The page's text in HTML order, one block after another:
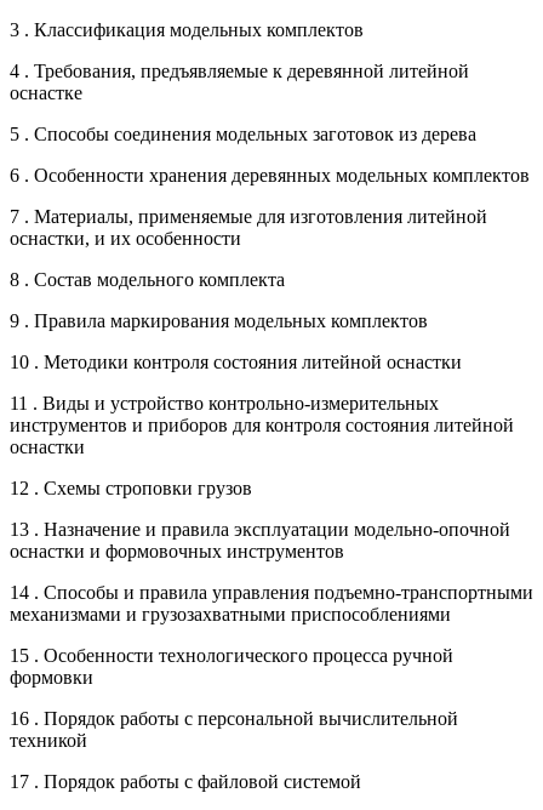
3 . Классификация модельных комплектов
4 . Требования, предъявляемые к деревянной литейной
оснастке
5 . Способы соединения модельных заготовок из дерева
6 . Особенности хранения деревянных модельных комплектов
7 . Материалы, применяемые для изготовления литейной
оснастки, и их особенности
8 . Состав модельного комплекта
9 . Правила маркирования модельных комплектов
10 . Методики контроля состояния литейной оснастки
11 . Виды и устройство контрольно-измерительных
инструментов и приборов для контроля состояния литейной
оснастки
12 . Схемы строповки грузов
13 . Назначение и правила эксплуатации модельно-опочной
оснастки и формовочных инструментов
14 . Способы и правила управления подъемно-транспортными
механизмами и грузозахватными приспособлениями
15 . Особенности технологического процесса ручной
формовки
16 . Порядок работы с персональной вычислительной
техникой
17 . Порядок работы с файловой системой